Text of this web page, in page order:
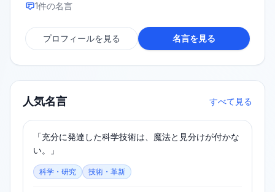
1件の名言
プロフィールを見る 名言を見る
人気名言 すべて見る
「充分に発達した科学技術は、魔法と見分けが付かな
い。」
科学・研究 技術・革新